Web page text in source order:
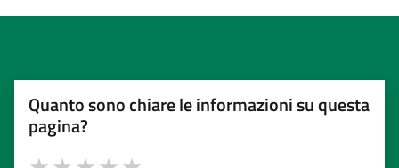
Quanto sono chiare le informazioni su questa
pagina?